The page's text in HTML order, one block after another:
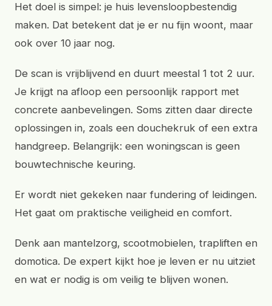
Het doel is simpel: je huis levensloopbestendig
maken. Dat betekent dat je er nu fijn woont, maar
ook over 10 jaar nog.
De scan is vrijblijvend en duurt meestal 1 tot 2 uur.
Je krijgt na afloop een persoonlijk rapport met
concrete aanbevelingen. Soms zitten daar directe
oplossingen in, zoals een douchekruk of een extra
handgreep. Belangrijk: een woningscan is geen
bouwtechnische keuring.
Er wordt niet gekeken naar fundering of leidingen.
Het gaat om praktische veiligheid en comfort.
Denk aan mantelzorg, scootmobielen, trapliften en
domotica. De expert kijkt hoe je leven er nu uitziet
en wat er nodig is om veilig te blijven wonen.